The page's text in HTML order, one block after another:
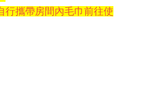
攜帶房間內毛巾前往使